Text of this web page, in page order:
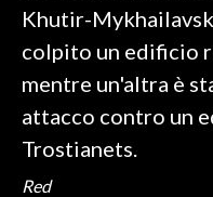
SPETTACOLI
GOSSIP
SALUTE
Khutir-
colpito un edificio
mentre un'altra è
attacco contro un
Trostianets.
Red